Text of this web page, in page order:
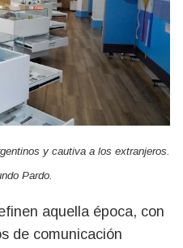
y cautiva a los extranjeros.
Pardo.
aquella época, con
de comunicación